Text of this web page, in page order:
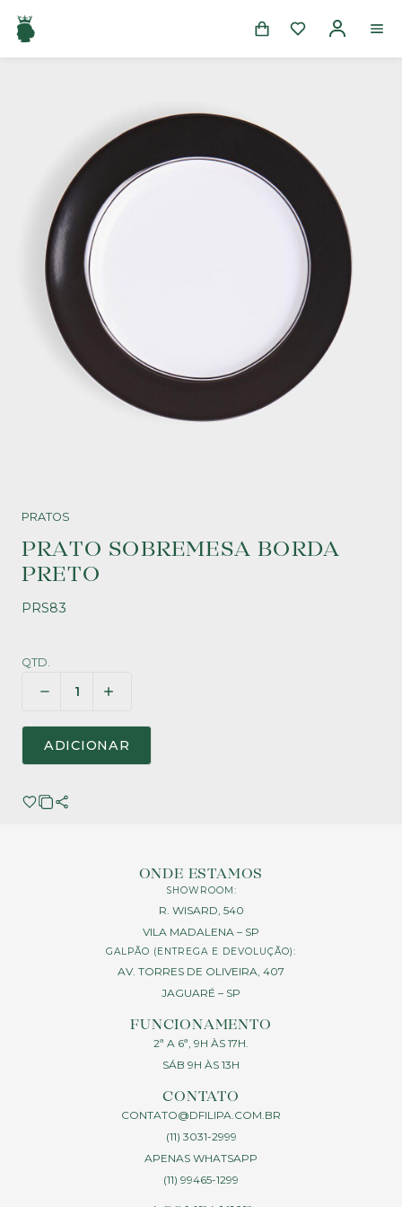
PRATOS
PRATO SOBREMESA BORDA
PRETO
PRS83
QTD.
ADICIONAR
ONDE ESTAMOS
SHOWROOM:
R. WISARD, 540
VILA MADALENA – SP
GALPÃO (ENTREGA E DEVOLUÇÃO):
AV. TORRES DE OLIVEIRA, 407
JAGUARÉ – SP
FUNCIONAMENTO
2ª A 6ª, 9H ÀS 17H.
SÁB 9H ÀS 13H
CONTATO
CONTATO@DFILIPA.COM.BR
(11) 3031-2999
APENAS WHATSAPP
(11) 99465-1299